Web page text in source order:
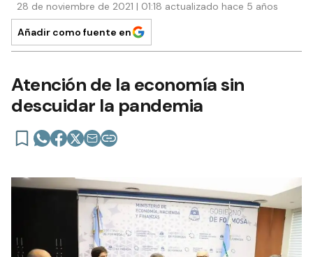
28 de noviembre de 2021 | 01:18 actualizado hace 5 años
Añadir como fuente en
Atención de la economía sin
descuidar la pandemia